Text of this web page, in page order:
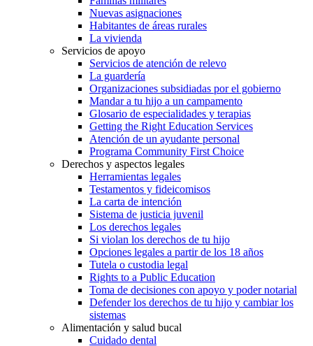
Nuevas asignaciones
Habitantes de áreas rurales
La vivienda
Servicios de apoyo
Servicios de atención de relevo
La guardería
Organizaciones subsidiadas por el gobierno
Mandar a tu hijo a un campamento
Glosario de especialidades y terapias
Getting the Right Education Services
Atención de un ayudante personal
Programa Community First Choice
Derechos y aspectos legales
Herramientas legales
Testamentos y fideicomisos
La carta de intención
Sistema de justicia juvenil
Los derechos legales
Si violan los derechos de tu hijo
Opciones legales a partir de los 18 años
Tutela o custodia legal
Rights to a Public Education
Toma de decisiones con apoyo y poder notarial
Defender los derechos de tu hijo y cambiar los
sistemas
Alimentación y salud bucal
Cuidado dental